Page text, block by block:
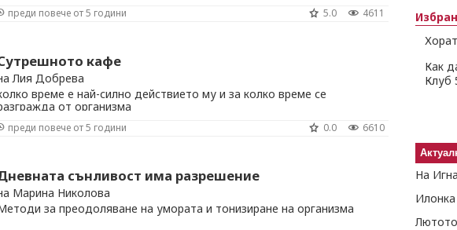
преди повече от 5 години 4611
5.0
кафе
Лия Добрева
време е най-силно действието му и за колко време се
от организма
преди повече от 5 години 6610
0.0
сънливост има разрешение
Марина Николова
за преодоляване на умората и тонизиране на организма
Как
Клуб
На
Илонка